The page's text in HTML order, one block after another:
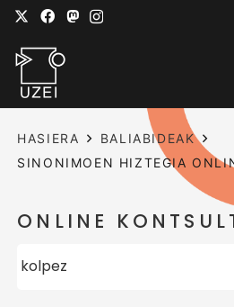
HASIERA
BALIABIDEAK
SINONIMOEN HIZTEGIA
ONLINE